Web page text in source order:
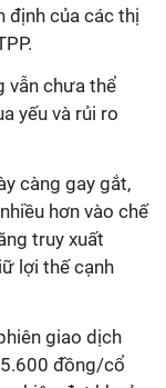
định của các thị
vẫn chưa thể
yếu và rủi ro
càng gay gắt,
hơn vào chế
truy xuất
lợi thế cạnh
giao dịch
đồng/cổ